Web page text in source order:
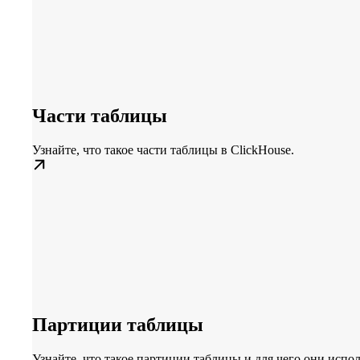
Части таблицы
Узнайте, что такое части таблицы в ClickHouse.
Партиции таблицы